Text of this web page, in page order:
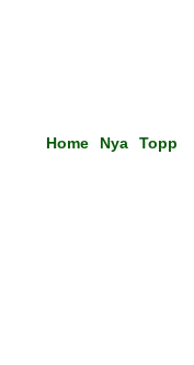
Home Nya Topp